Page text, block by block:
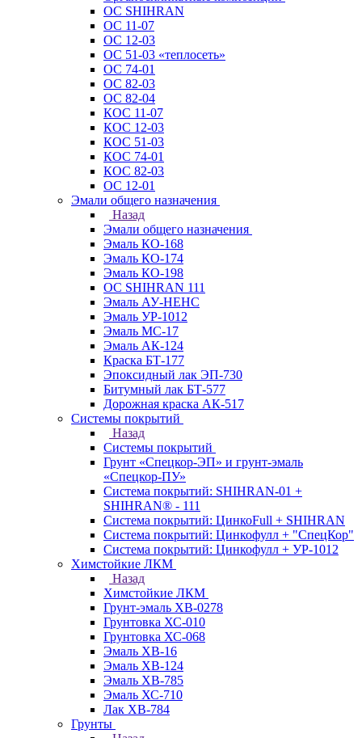
ОС SHIHRAN
ОС 11-07
ОС 12-03
ОС 51-03 «теплосеть»
ОС 74-01
ОС 82-03
ОС 82-04
КОС 11-07
КОС 12-03
КОС 51-03
КОС 74-01
КОС 82-03
ОС 12-01
Эмали общего назначения
Назад
Эмали общего назначения
Эмаль КО-168
Эмаль КО-174
Эмаль КО-198
ОС SHIHRAN 111
Эмаль АУ-НЕНС
Эмаль УР-1012
Эмаль МС-17
Эмаль АК-124
Краска БТ-177
Эпоксидный лак ЭП-730
Битумный лак БТ-577
Дорожная краска АК-517
Системы покрытий
Назад
Системы покрытий
Грунт «Спецкор-ЭП» и грунт-эмаль
«Спецкор-ПУ»
Система покрытий: SHIHRAN-01 +
SHIHRAN® - 111
Система покрытий: ЦинкоFull + SHIHRAN
Система покрытий: Цинкофулл + "СпецКор"
Система покрытий: Цинкофулл + УР-1012
Химстойкие ЛКМ
Назад
Химстойкие ЛКМ
Грунт-эмаль ХВ-0278
Грунтовка ХС-010
Грунтовка ХС-068
Эмаль ХВ-16
Эмаль ХВ-124
Эмаль ХВ-785
Эмаль ХС-710
Лак ХВ-784
Грунты